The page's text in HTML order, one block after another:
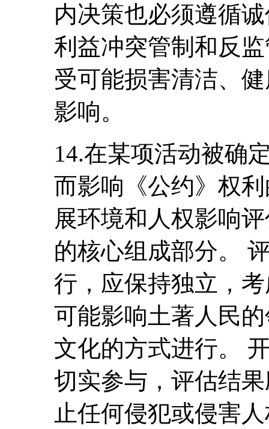
内决策也必须遵循
利益冲突管制和反
受可能损害清洁、
影响。
14.在某项活动被确
而影响《公约》权
展环境和人权影响
的核心组成部分。
行，应保持独立，
可能影响土著人民
文化的方式进行。
切实参与，评估结
止任何侵犯或侵害